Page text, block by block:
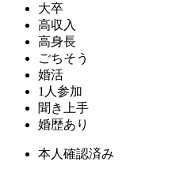
大卒
高収入
高身長
ごちそう
婚活
1人参加
聞き上手
婚歴あり
本人確認済み